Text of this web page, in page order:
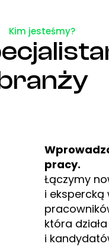
Kim jesteśmy?
pracy.
Łączymy
i ekspercką
która
i